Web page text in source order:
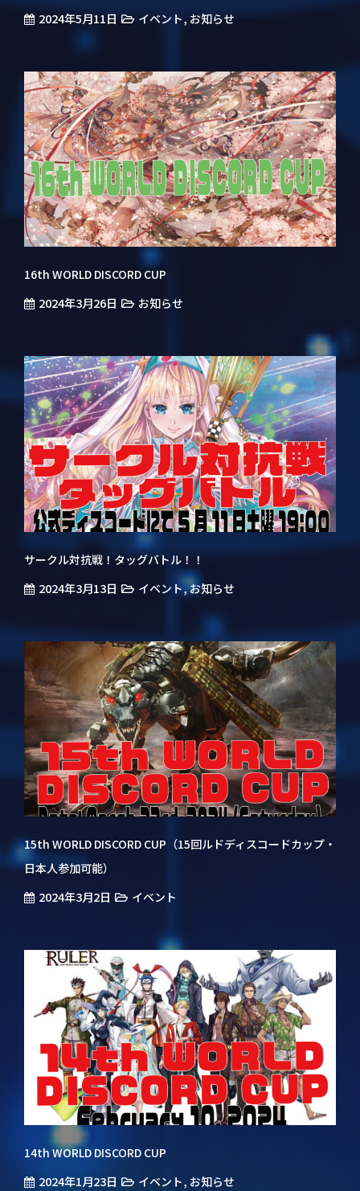
2024年5月11日 イベント,お知らせ
16th WORLD DISCORD CUP
2024年3月26日 お知らせ
サークル対抗戦！タッグバトル！！
2024年3月13日 イベント,お知らせ
15th WORLD DISCORD CUP（15回ルドディスコードカップ・
日本人参加可能）
2024年3月2日 イベント
14th WORLD DISCORD CUP
2024年1月23日 イベント, お知らせ